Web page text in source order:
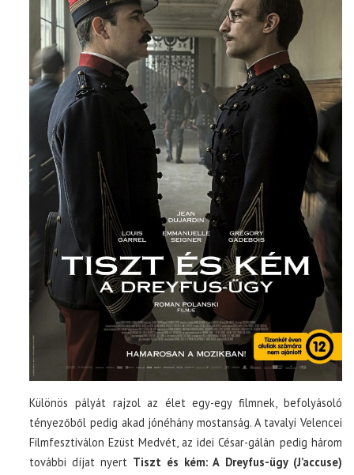
Különös pályát rajzol az élet egy-egy filmnek, befolyásoló
tényezőből pedig akad jónéhány mostanság. A tavalyi Velencei
Filmfesztiválon Ezüst Medvét, az idei César-gálán pedig három
további díjat nyert Tiszt és kém: A Dreyfus-ügy (J’accuse)